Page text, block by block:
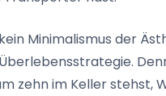
Minimalismus der
zehn im Keller stehst,